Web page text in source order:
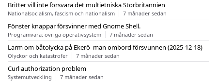
Britter vill inte försvara det multietniska Storbritannien
Nationalsocialism, fascism och nationalism 7 månader sedan
Fönster knappar försvinner med Gnome Shell.
Programvara: övriga operativsystem 7 månader sedan
Larm om båtolycka på Ekerö  man ombord försvunnen (2025-12-18)
Olyckor och katastrofer 7 månader sedan
Curl authorization problem
Systemutveckling 7 månader sedan